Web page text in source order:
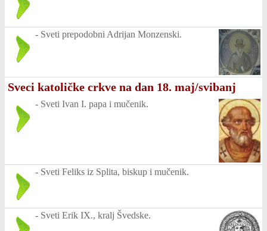
- Sveti prepodobni Adrijan Monzenski.
Sveci katoličke crkve na dan 18. maj/svibanj
- Sveti Ivan I. papa i mučenik.
- Sveti Feliks iz Splita, biskup i mučenik.
- Sveti Erik IX., kralj Švedske.